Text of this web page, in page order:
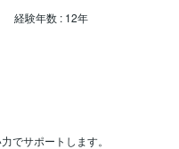
経験年数 : 12年
でサポートします。